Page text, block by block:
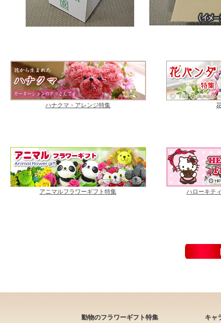
ハナクマ・アレンジ特集
アニマルフラワーギフト特集 ハローキテ
動物のフラワーギフト特集 キャ